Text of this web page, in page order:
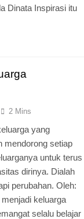
Dinata Inspirasi itu
2 Mins
yang
mendorong setiap
untuk terus
dirinya. Dialah
perubahan. Oleh:
keluarga
selalu belajar